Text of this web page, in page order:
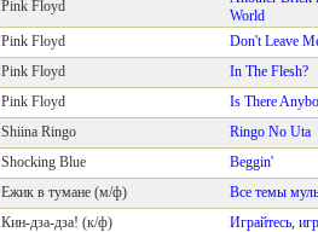
Pink Floyd
World
Pink Floyd
Don't Leave
Pink Floyd
In The Flesh?
Pink Floyd
Is There
Shiina Ringo
Ringo No Uta
Shocking Blue
Beggin'
Ежик в тумане (м/ф)
Все темы
Кин-дза-дза! (к/ф)
Играйтесь,